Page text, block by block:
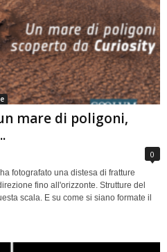
mare di poligoni,
0
fotografato una distesa di fratture
fino all'orizzonte. Strutture del
scala. E su come si siano formate il